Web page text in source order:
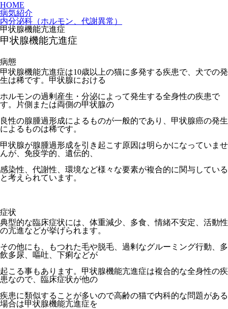
HOME
病気紹介
内分泌科（ホルモン、代謝異常）
甲状腺機能亢進症
甲状腺機能亢進症
病態
甲状腺機能亢進症は10歳以上の猫に多発する疾患で、犬での発
生は稀です。甲状腺における
ホルモンの過剰産生・分泌によって発生する全身性の疾患で
す。片側または両側の甲状腺の
良性の腺腫過形成によるものが一般的であり、甲状腺癌の発生
によるものは稀です。
甲状腺が腺腫過形成を引き起こす原因は明らかになっていませ
んが、免疫学的、遺伝的、
感染性、代謝性、環境など様々な要素が複合的に関与している
と考えられています。
症状
典型的な臨床症状には、体重減少、多食、情緒不安定、活動性
の亢進などが挙げられます。
その他にも、もつれた毛や脱毛、過剰なグルーミング行動、多
飲多尿、嘔吐、下痢などが
起こる事もあります。甲状腺機能亢進症は複合的な全身性の疾
患なので、臨床症状が他の
疾患に類似することが多いので高齢の猫で内科的な問題がある
場合は甲状腺機能亢進症を